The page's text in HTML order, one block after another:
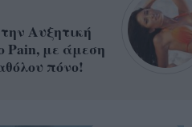
Αυξητική
Pain, με άμεση
πόνο!